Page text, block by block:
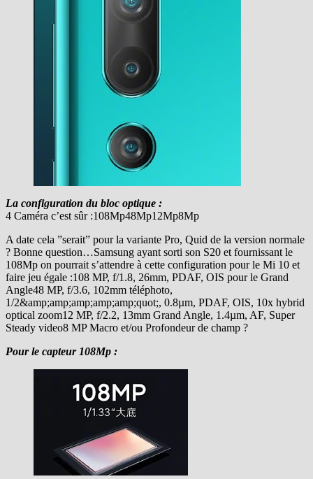
La configuration du bloc optique :
4 Caméra c’est sûr :108Mp48Mp12Mp8Mp
A date cela ”serait” pour la variante Pro, Quid de la version normale
? Bonne question…Samsung ayant sorti son S20 et fournissant le
108Mp on pourrait s’attendre à cette configuration pour le Mi 10 et
faire jeu égale :108 MP, f/1.8, 26mm, PDAF, OIS pour le Grand
Angle48 MP, f/3.6, 102mm téléphoto,
1/2&amp;amp;amp;amp;amp;quot;, 0.8µm, PDAF, OIS, 10x hybrid
optical zoom12 MP, f/2.2, 13mm Grand Angle, 1.4µm, AF, Super
Steady video8 MP Macro et/ou Profondeur de champ ?
Pour le capteur 108Mp :